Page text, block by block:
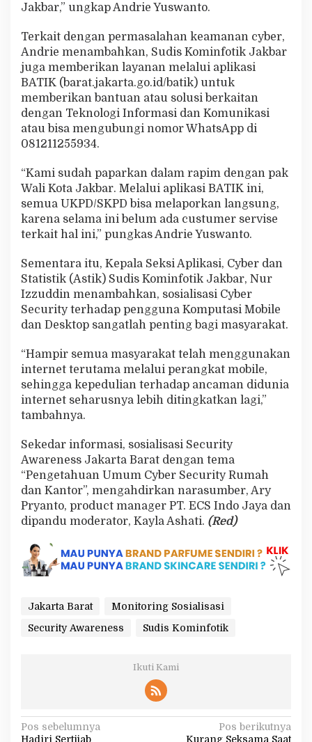
Jakbar,” ungkap Andrie Yuswanto.
Terkait dengan permasalahan keamanan cyber,
Andrie menambahkan, Sudis Kominfotik Jakbar
juga memberikan layanan melalui aplikasi
BATIK (barat.jakarta.go.id/batik) untuk
memberikan bantuan atau solusi berkaitan
dengan Teknologi Informasi dan Komunikasi
atau bisa mengubungi nomor WhatsApp di
081211255934.
“Kami sudah paparkan dalam rapim dengan pak
Wali Kota Jakbar. Melalui aplikasi BATIK ini,
semua UKPD/SKPD bisa melaporkan langsung,
karena selama ini belum ada custumer servise
terkait hal ini,” pungkas Andrie Yuswanto.
Sementara itu, Kepala Seksi Aplikasi, Cyber dan
Statistik (Astik) Sudis Kominfotik Jakbar, Nur
Izzuddin menambahkan, sosialisasi Cyber
Security terhadap pengguna Komputasi Mobile
dan Desktop sangatlah penting bagi masyarakat.
“Hampir semua masyarakat telah menggunakan
internet terutama melalui perangkat mobile,
sehingga kepedulian terhadap ancaman didunia
internet seharusnya lebih ditingkatkan lagi,”
tambahnya.
Sekedar informasi, sosialisasi Security
Awareness Jakarta Barat dengan tema
“Pengetahuan Umum Cyber Security Rumah
dan Kantor”, mengahdirkan narasumber, Ary
Pryanto, product manager PT. ECS Indo Jaya dan
dipandu moderator, Kayla Ashati. (Red)
Jakarta Barat
Monitoring Sosialisasi
Security Awareness
Sudis Kominfotik
Ikuti Kami
N
Pos sebelumnya
Hadiri Sertijab
Pos berikutnya
Kurang Seksama Saat